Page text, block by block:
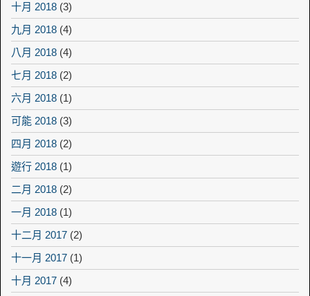
十月 2018 (3)
九月 2018 (4)
八月 2018 (4)
七月 2018 (2)
六月 2018 (1)
可能 2018 (3)
四月 2018 (2)
遊行 2018 (1)
二月 2018 (2)
一月 2018 (1)
十二月 2017 (2)
十一月 2017 (1)
十月 2017 (4)